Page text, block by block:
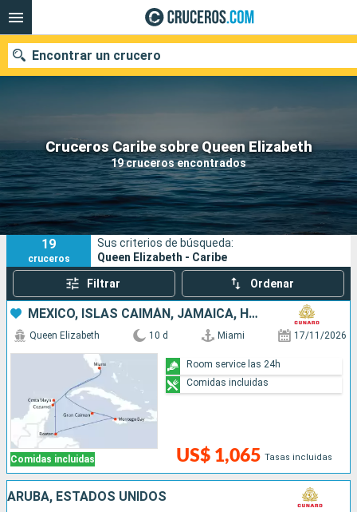
Cruceros Caribe sobre Queen Elizabeth
19 cruceros encontrados
Encontrar un crucero
Nuestros destinos
Fecha de salida
Puertos Compañías
Buscar
19
cruceros
Sus criterios de búsqueda:
Queen Elizabeth - Caribe
Filtrar Ordenar
MÉXICO, ISLAS CAIMÁN, JAMAICA, HONDURAS, ESTADOS UNIDOS
Comidas incluidas
Queen Elizabeth 10 d Miami 17/11/2026
US$ 1,065 Tasas incluidas
Room service las 24h
Comidas incluidas
ARUBA, ESTADOS UNIDOS